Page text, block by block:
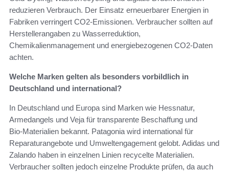
reduzieren Verbrauch. Der Einsatz erneuerbarer Energien in
Fabriken verringert CO2-Emissionen. Verbraucher sollten auf
Herstellerangaben zu Wasserreduktion,
Chemikalienmanagement und energiebezogenen CO2‑Daten
achten.
Welche Marken gelten als besonders vorbildlich in
Deutschland und international?
In Deutschland und Europa sind Marken wie Hessnatur,
Armedangels und Veja für transparente Beschaffung und
Bio‑Materialien bekannt. Patagonia wird international für
Reparaturangebote und Umweltengagement gelobt. Adidas und
Zalando haben in einzelnen Linien recycelte Materialien.
Verbraucher sollten jedoch einzelne Produkte prüfen, da auch